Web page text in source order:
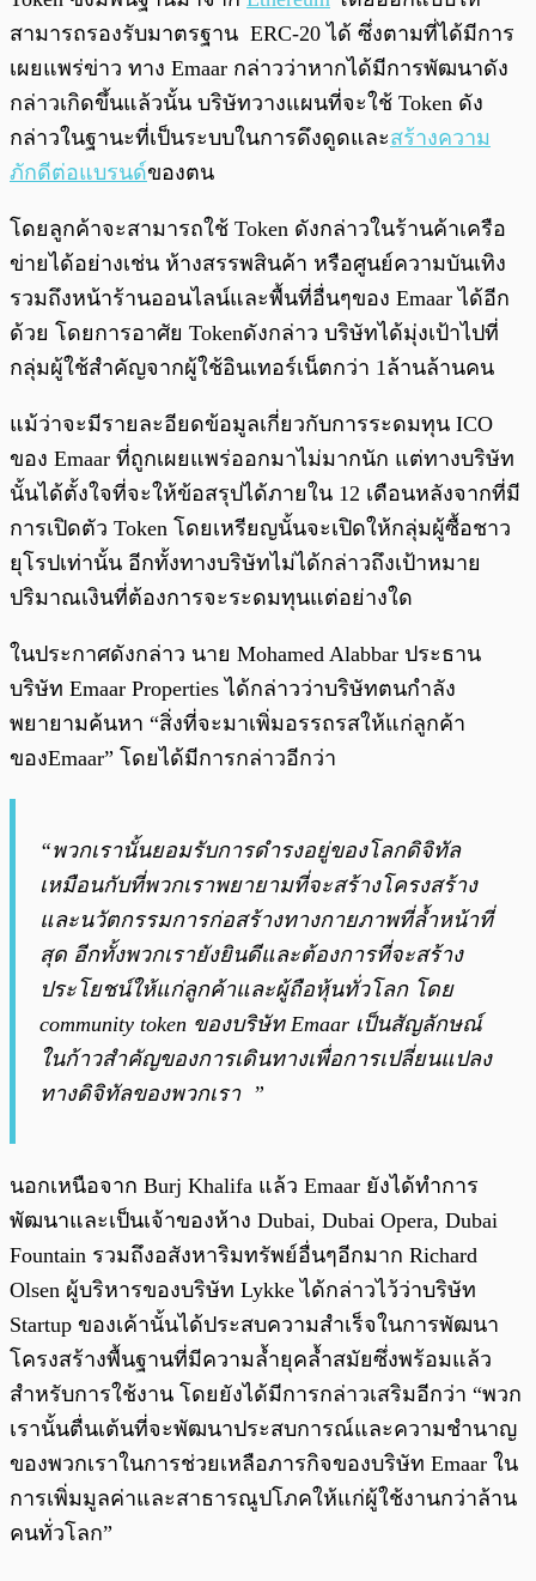
สามารถรองรับมาตรฐาน ERC-20 ได้ ซึ่งตามที่ได้มีการ
เผยแพร่ข่าว ทาง Emaar กล่าวว่าหากได้มีการพัฒนาดัง
กล่าวเกิดขึ้นแล้วนั้น บริษัทวางแผนที่จะใช้ Token ดัง
กล่าวในฐานะที่เป็นระบบในการดึงดูดและสร้างความ
ภักดีต่อแบรนด์ของตน
โดยลูกค้าจะสามารถใช้ Token ดังกล่าวในร้านค้าเครือ
ข่ายได้อย่างเช่น ห้างสรรพสินค้า หรือศูนย์ความบันเทิง
รวมถึงหน้าร้านออนไลน์และพื้นที่อื่นๆของ Emaar ได้อีก
ด้วย โดยการอาศัย Tokenดังกล่าว บริษัทได้มุ่งเป้าไปที่
กลุ่มผู้ใช้สำคัญจากผู้ใช้อินเทอร์เน็ตกว่า 1ล้านล้านคน
แม้ว่าจะมีรายละอียดข้อมูลเกี่ยวกับการระดมทุน ICO
ของ Emaar ที่ถูกเผยแพร่ออกมาไม่มากนัก แต่ทางบริษัท
นั้นได้ตั้งใจที่จะให้ข้อสรุปได้ภายใน 12 เดือนหลังจากที่มี
การเปิดตัว Token โดยเหรียญนั้นจะเปิดให้กลุ่มผู้ซื้อชาว
ยุโรปเท่านั้น อีกทั้งทางบริษัทไม่ได้กล่าวถึงเป้าหมาย
ปริมาณเงินที่ต้องการจะระดมทุนแต่อย่างใด
ในประกาศดังกล่าว นาย Mohamed Alabbar ประธาน
บริษัท Emaar Properties ได้กล่าวว่าบริษัทตนกำลัง
พยายามค้นหา “สิ่งที่จะมาเพิ่มอรรถรสให้แก่ลูกค้า
ของEmaar” โดยได้มีการกล่าวอีกว่า
“พวกเรานั้นยอมรับการดำรงอยู่ของโลกดิจิทัล
เหมือนกับที่พวกเราพยายามที่จะสร้างโครงสร้าง
และนวัตกรรมการก่อสร้างทางกายภาพที่ล้ำหน้าที่
สุด อีกทั้งพวกเรายังยินดีและต้องการที่จะสร้าง
ประโยชน์ให้แก่ลูกค้าและผู้ถือหุ้นทั่วโลก โดย
community token ของบริษัท Emaar เป็นสัญลักษณ์
ในก้าวสำคัญของการเดินทางเพื่อการเปลี่ยนแปลง
ทางดิจิทัลของพวกเรา ”
นอกเหนือจาก Burj Khalifa แล้ว Emaar ยังได้ทำการ
พัฒนาและเป็นเจ้าของห้าง Dubai, Dubai Opera, Dubai
Fountain รวมถึงอสังหาริมทรัพย์อื่นๆอีกมาก Richard
Olsen ผู้บริหารของบริษัท Lykke ได้กล่าวไว้ว่าบริษัท
Startup ของเค้านั้นได้ประสบความสำเร็จในการพัฒนา
โครงสร้างพื้นฐานที่มีความล้ำยุคล้ำสมัยซึ่งพร้อมแล้ว
สำหรับการใช้งาน โดยยังได้มีการกล่าวเสริมอีกว่า “พวก
เรานั้นตื่นเต้นที่จะพัฒนาประสบการณ์และความชำนาญ
ของพวกเราในการช่วยเหลือภารกิจของบริษัท Emaar ใน
การเพิ่มมูลค่าและสาธารณูปโภคให้แก่ผู้ใช้งานกว่าล้าน
คนทั่วโลก”